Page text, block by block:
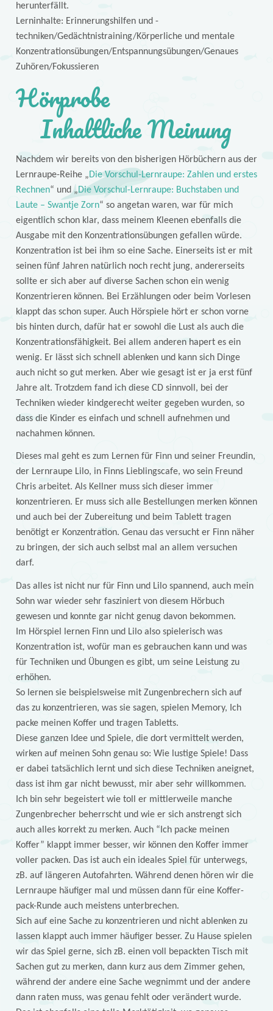
herunterfällt.
Lerninhalte: Erinnerungshilfen und -
techniken/Gedächtnistraining/Körperliche und mentale
Konzentrationsübungen/Entspannungsübungen/Genaues
Zuhören/Fokussieren
Hörprobe
Inhaltliche Meinung
Nachdem wir bereits von den bisherigen Hörbüchern aus der
Lernraupe-Reihe „Die Vorschul-Lernraupe: Zahlen und erstes
Rechnen“ und „Die Vorschul-Lernraupe: Buchstaben und
Laute – Swantje Zorn“ so angetan waren, war für mich
eigentlich schon klar, dass meinem Kleenen ebenfalls die
Ausgabe mit den Konzentrationsübungen gefallen würde.
Konzentration ist bei ihm so eine Sache. Einerseits ist er mit
seinen fünf Jahren natürlich noch recht jung, andererseits
sollte er sich aber auf diverse Sachen schon ein wenig
Konzentrieren können. Bei Erzählungen oder beim Vorlesen
klappt das schon super. Auch Hörspiele hört er schon vorne
bis hinten durch, dafür hat er sowohl die Lust als auch die
Konzentrationsfähigkeit. Bei allem anderen hapert es ein
wenig. Er lässt sich schnell ablenken und kann sich Dinge
auch nicht so gut merken. Aber wie gesagt ist er ja erst fünf
Jahre alt. Trotzdem fand ich diese CD sinnvoll, bei der
Techniken wieder kindgerecht weiter gegeben wurden, so
dass die Kinder es einfach und schnell aufnehmen und
nachahmen können.
Dieses mal geht es zum Lernen für Finn und seiner Freundin,
der Lernraupe Lilo, in Finns Lieblingscafe, wo sein Freund
Chris arbeitet. Als Kellner muss sich dieser immer
konzentrieren. Er muss sich alle Bestellungen merken können
und auch bei der Zubereitung und beim Tablett tragen
benötigt er Konzentration. Genau das versucht er Finn näher
zu bringen, der sich auch selbst mal an allem versuchen
darf.
Das alles ist nicht nur für Finn und Lilo spannend, auch mein
Sohn war wieder sehr fasziniert von diesem Hörbuch
gewesen und konnte gar nicht genug davon bekommen.
Im Hörspiel lernen Finn und Lilo also spielerisch was
Konzentration ist, wofür man es gebrauchen kann und was
für Techniken und Übungen es gibt, um seine Leistung zu
erhöhen.
So lernen sie beispielsweise mit Zungenbrechern sich auf
das zu konzentrieren, was sie sagen, spielen Memory, Ich
packe meinen Koffer und tragen Tabletts.
Diese ganzen Idee und Spiele, die dort vermittelt werden,
wirken auf meinen Sohn genau so: Wie lustige Spiele! Dass
er dabei tatsächlich lernt und sich diese Techniken aneignet,
dass ist ihm gar nicht bewusst, mir aber sehr willkommen.
Ich bin sehr begeistert wie toll er mittlerweile manche
Zungenbrecher beherrscht und wie er sich anstrengt sich
auch alles korrekt zu merken. Auch “Ich packe meinen
Koffer” klappt immer besser, wir können den Koffer immer
voller packen. Das ist auch ein ideales Spiel für unterwegs,
zB. auf längeren Autofahrten. Während denen hören wir die
Lernraupe häufiger mal und müssen dann für eine Koffer-
pack-Runde auch meistens unterbrechen.
Sich auf eine Sache zu konzentrieren und nicht ablenken zu
lassen klappt auch immer häufiger besser. Zu Hause spielen
wir das Spiel gerne, sich zB. einen voll bepackten Tisch mit
Sachen gut zu merken, dann kurz aus dem Zimmer gehen,
während der andere eine Sache wegnimmt und der andere
dann raten muss, was genau fehlt oder verändert wurde.